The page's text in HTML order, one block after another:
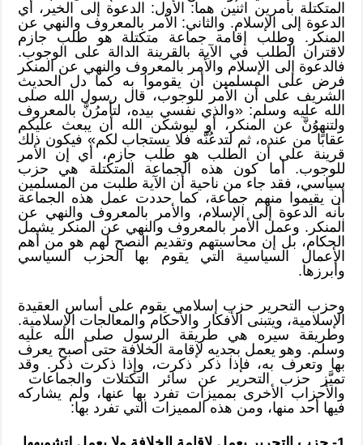
المتكتلة بأمرين اثنين هما: الأول: الدعوة إلى الخير، أي
الدعوة إلى الإسلام. والثاني: الأمر بالمعروف والنهي عن
المنكر. وطلب إقامة جماعة متكتلة هو طلب جازم
لاقتران الطلب في الآية بالقرينة الدالة على الوجوب.
فالدعوة إلى الإسلام والأمر بالمعروف والنهي عن المنكر
فرض على المسلمين أن يقوموا به كما دل الحديث
الشريف على أن الأمر للوجوب، قال رسول الله صلى
الله عليه وسلم: «والذي نفسي بيده، لتأمرُنَّ بالمعروف
ولتنهوُنَّ عن المنكر، أو ليوشكن الله أن يبعث عليكم
عقابًا من عنده، ثم لتدعُنَّه فلا يستجاب لكم» فيكون ذلك
قرينة على أن الطلب هو طلب جازم، أي إن الأمر
للوجوب. أما كون هذه الجماعة المتكتلة هي حزب
سياسي، فقد جاء من ناحية أن الآية طلبت من المسلمين
أن يقيموا منهم جماعة، كما حددت عمل هذه الجماعة
بأنه الدعوة إلى الإسلام، والأمر بالمعروف والنهي عن
المنكر. وعمل الأمر بالمعروف والنهي عن المنكر يشمل
الحكام، بل إن محاسبتهم وتقديم النصح لهم هو من أهم
الأعمال السياسية التي يقوم بها الحزب السياسي
وأبرزها.
وحزب التحرير حزب إسلامي يقوم على أساس العقيدة
الإسلامية، ويتبنى الأفكار والأحكام والمعالجات الإسلامية.
وطريقة سيره هي طريقة الرسول صلى الله عليه
وسلم. وهو يعمل بجديه لإقامة الخلافة حتى أصبح يعرف
بها وتعرف به، فإذا ذكر ذكرت، وإذا ذكرت ذكر. وقد
تميَّز حزب التحرير عن سائر التكتلات والجماعات
والأحزاب الأخرى بمميزات تفرد بها عنها، ولم يشاركه
فيها أحد منها، ومن هذه المميزات التي تفرد بها: